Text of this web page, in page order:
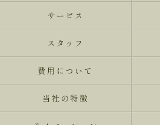
サービス
スタッフ
費用について
当社の特徴